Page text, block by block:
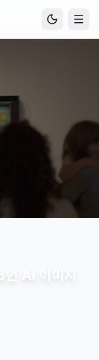
AI 이미지